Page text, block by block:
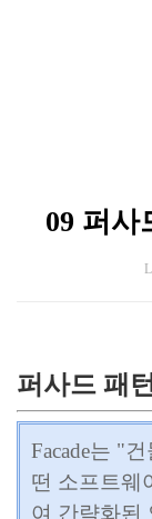
09 퍼사
퍼사드 패
Facade는 "
떤 소프트웨
여 간략화된